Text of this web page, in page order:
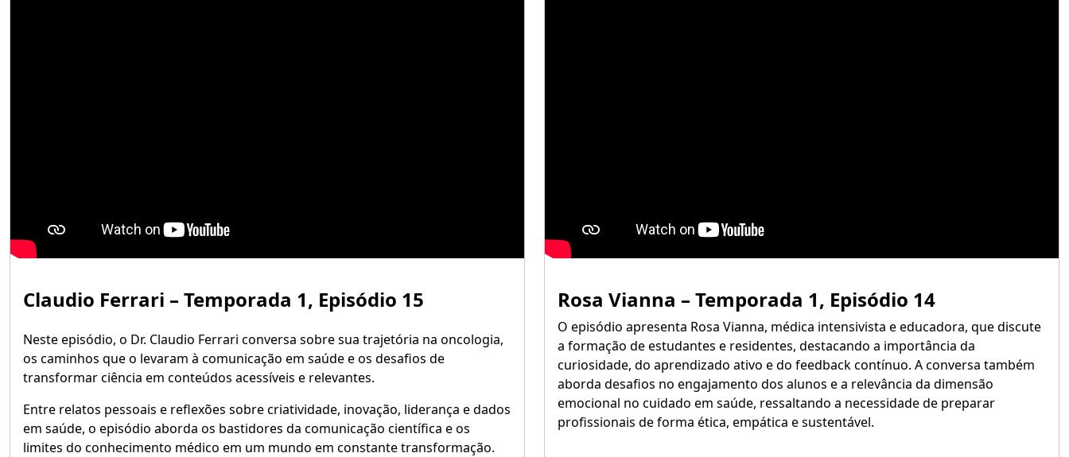
Claudio Ferrari – Temporada 1, Episódio 15
Neste episódio, o Dr. Claudio Ferrari conversa sobre sua trajetória na oncologia,
os caminhos que o levaram à comunicação em saúde e os desafios de
transformar ciência em conteúdos acessíveis e relevantes.
Entre relatos pessoais e reflexões sobre criatividade, inovação, liderança e dados
em saúde, o episódio aborda os bastidores da comunicação científica e os
limites do conhecimento médico em um mundo em constante transformação.
Rosa Vianna – Temporada 1, Episódio 14
O episódio apresenta Rosa Vianna, médica intensivista e educadora, que discute
a formação de estudantes e residentes, destacando a importância da
curiosidade, do aprendizado ativo e do feedback contínuo. A conversa também
aborda desafios no engajamento dos alunos e a relevância da dimensão
emocional no cuidado em saúde, ressaltando a necessidade de preparar
profissionais de forma ética, empática e sustentável.